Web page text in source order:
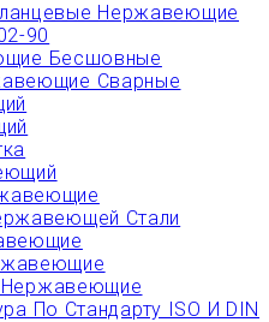
Нержавеющие
90
Бесшовные
Сварные
Стали
По Стандарту ISO И DIN